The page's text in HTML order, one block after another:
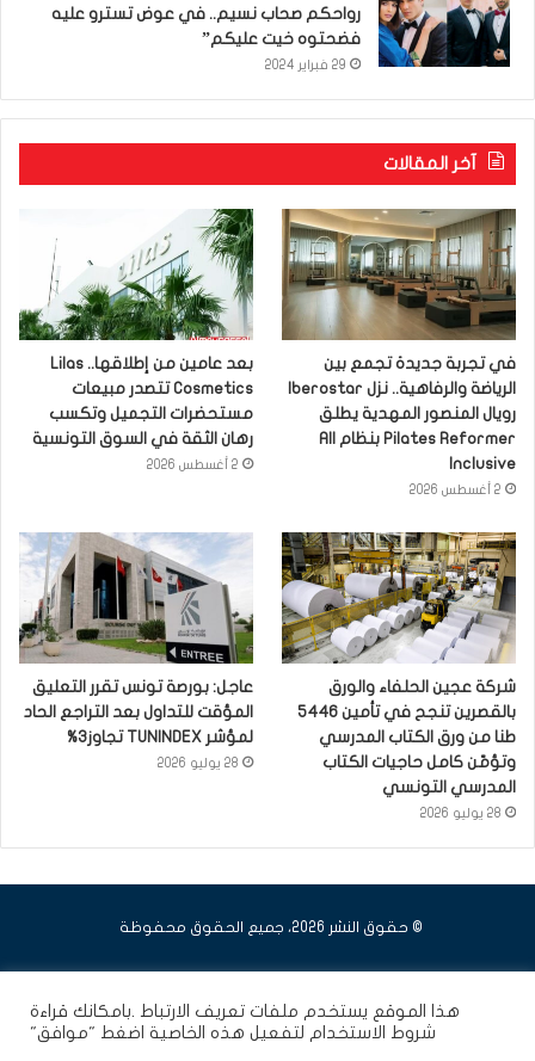
رواحكم صحاب نسيم.. في عوض تسترو عليه
فضحتوه خيت عليكم”
29 فبراير 2024
آخر المقالات
في تجربة جديدة تجمع بين
رويال المنصور المهدية يطلق
Pilates Reformer بنظام All
Inclusive
2 أغسطس 2026
بعد عامين من إطلاقها.. Lilas
Cosmetics تتصدر مبيعات
مستحضرات التجميل وتكسب
رهان الثقة في السوق التونسية
2 أغسطس 2026
شركة عجين الحلفاء والورق
بالقصرين تنجح في تأمين 5446
طنا من ورق الكتاب المدرسي
وتؤمّن كامل حاجيات الكتاب
المدرسي التونسي
28 يوليو 2026
عاجل: بورصة تونس تقرر التعليق
المؤقت للتداول بعد التراجع الحاد
لمؤشر TUNINDEX تجاوز3%
28 يوليو 2026
© حقوق النشر 2026، جميع الحقوق محفوظة
هذا الموقع يستخدم ملفات تعريف الارتباط .بامكانك قراءة
شروط الاستخدام لتفعيل هذه الخاصية اضغط "موافق"